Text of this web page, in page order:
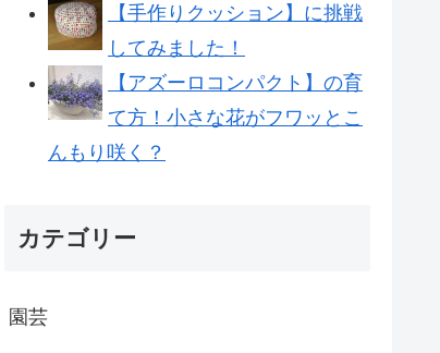
【手作りクッション】に挑戦
してみました！
【アズーロコンパクト】の育
て方！小さな花がフワッとこ
んもり咲く？
カテゴリー
園芸